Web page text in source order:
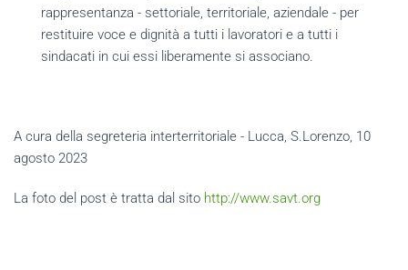
rappresentanza - settoriale, territoriale, aziendale - per
restituire voce e dignità a tutti i lavoratori e a tutti i
sindacati in cui essi liberamente si associano.
A cura della segreteria interterritoriale - Lucca, S.Lorenzo, 10
agosto 2023
La foto del post è tratta dal sito http://www.savt.org